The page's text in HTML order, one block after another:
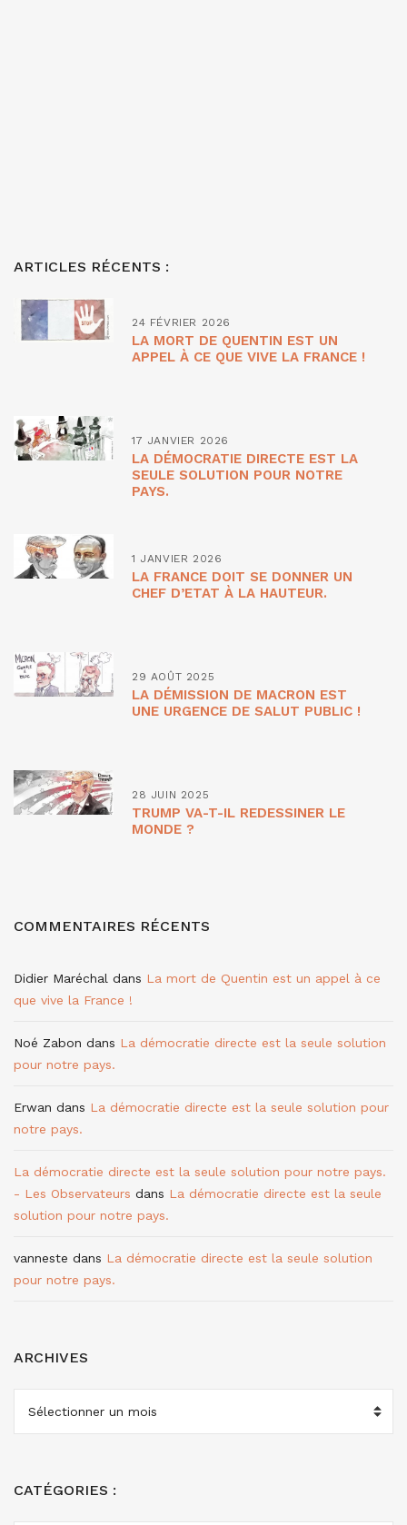
ARTICLES RÉCENTS :
24 FÉVRIER 2026
LA MORT DE QUENTIN EST UN
APPEL À CE QUE VIVE LA FRANCE !
17 JANVIER 2026
LA DÉMOCRATIE DIRECTE EST LA
SEULE SOLUTION POUR NOTRE
PAYS.
1 JANVIER 2026
LA FRANCE DOIT SE DONNER UN
CHEF D’ETAT À LA HAUTEUR.
29 AOÛT 2025
LA DÉMISSION DE MACRON EST
UNE URGENCE DE SALUT PUBLIC !
28 JUIN 2025
TRUMP VA-T-IL REDESSINER LE
MONDE ?
COMMENTAIRES RÉCENTS
Didier Maréchal dans La mort de Quentin est un appel à ce
que vive la France !
Noé Zabon dans La démocratie directe est la seule solution
pour notre pays.
Erwan dans La démocratie directe est la seule solution pour
notre pays.
La démocratie directe est la seule solution pour notre pays.
- Les Observateurs dans La démocratie directe est la seule
solution pour notre pays.
vanneste dans La démocratie directe est la seule solution
pour notre pays.
ARCHIVES
CATÉGORIES :